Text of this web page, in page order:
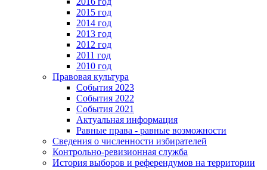
2015 год
2014 год
2013 год
2012 год
2011 год
2010 год
Правовая культура
События 2023
События 2022
События 2021
Актуальная информация
Равные права - равные возможности
Сведения о численности избирателей
Контрольно-ревизионная служба
История выборов и референдумов на территории